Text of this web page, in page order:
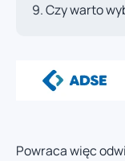
Czy warto
Powraca więc